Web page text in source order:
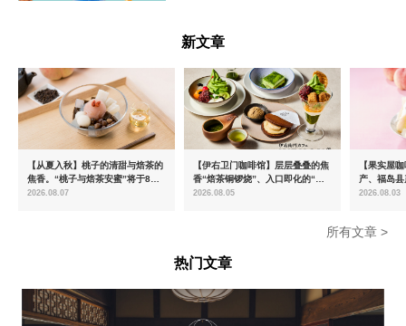
新文章
【从夏入秋】桃子的清甜与焙茶的
焦香。“桃子与焙茶安蜜”将于8月
中旬起限时发售
2026.08.07
【伊右卫门咖啡馆】层层叠叠的焦
香“焙茶铜锣烧”、入口即化的“宇
治抹茶提拉米苏”全新登场
2026.08.05
【果实屋
产、福岛
2026.08.03
所有文章 >
热门文章